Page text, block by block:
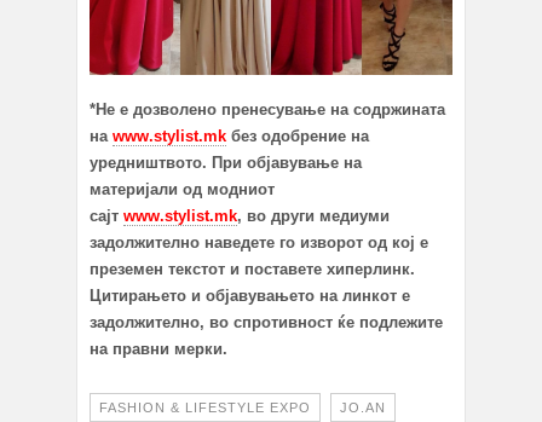
*Не е дозволено пренесување на содржината
на www.stylist.mk без одобрение на
уредништвото. При објавување на
материјали од модниот
сајт www.stylist.mk, во други медиуми
задолжително наведете го изворот од кој е
преземен текстот и поставете хиперлинк.
Цитирањето и објавувањето на линкот е
задолжително, во спротивност ќе подлежите
на правни мерки.
FASHION & LIFESTYLE EXPO JO.AN